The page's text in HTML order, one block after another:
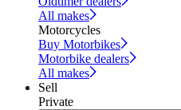
All makes
Motorcycles
Buy Motorbikes
Motorbike dealers
All makes
Sell
Private